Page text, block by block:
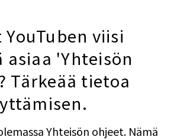
viisi
'Yhteisön
Tärkeää tietoa
Yhteisön ohjeet. Nämä